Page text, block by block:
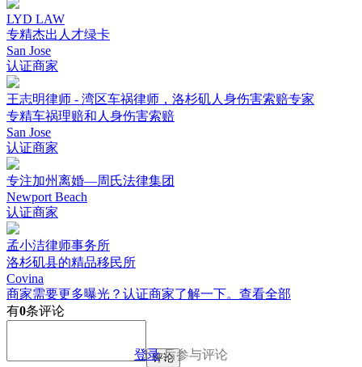
LYD LAW
专精杰出人才绿卡
San Jose
认证商家
王志明律师 - 湾区车祸律师，洛杉矶人身伤害索赔专家
专精车祸理赔和人身伤害索赔
San Jose
认证商家
专注加州离婚—周氏法律集团
Newport Beach
认证商家
孟小洁律师事务所
洛杉矶县的精品移民所
Covina
商家需要更多曝光？认证商家了解一下。 查看全部
有0条评论
登录后参与评论
评论